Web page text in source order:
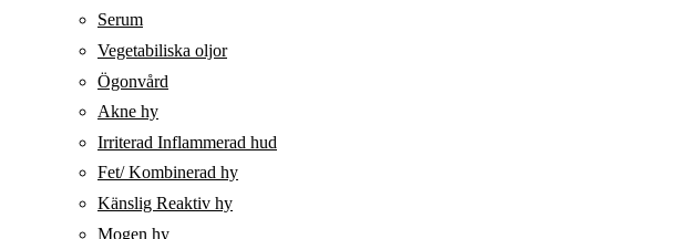
Serum
Vegetabiliska oljor
Ögonvård
Akne hy
Irriterad Inflammerad hud
Fet/ Kombinerad hy
Känslig Reaktiv hy
Mogen hy